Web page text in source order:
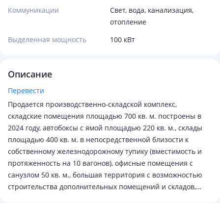
Коммуникации
Свет, вода, канализация,
отопление
Выделенная мощность
100 кВт
Описание
Перевести
Продается производственно-складской комплекс,
складские помещения площадью 700 кв. м. построены в
2024 году, автобоксы с ямой площадью 220 кв. м., склады
площадью 400 кв. м. в непосредственной близости к
собственному железнодорожному тупику (вместимость и
протяженность на 10 вагонов), офисные помещения с
санузлом 50 кв. м., большая территория с возможностью
строительства дополнительных помещений и складов,